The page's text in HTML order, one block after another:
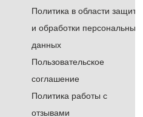
Политика в области защиты
и обработки персональных
данных
Пользовательское
соглашение
Политика работы с
отзывами